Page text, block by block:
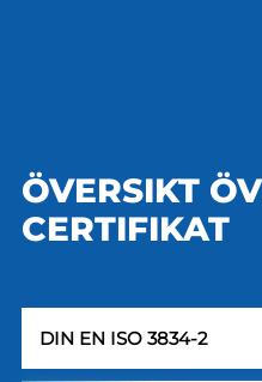
ÖVERSIKT
CERTIFIKAT
DIN EN ISO 3834-2